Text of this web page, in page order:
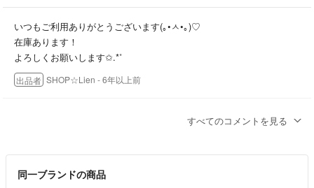
★新古品・中古品につきましては、個人保管のため小さな傷や使用に問
題がない程度の汚れ、たたみジワが発生している場合があります。
★照明等の関係により商品画像と実際の商品の色合いが若干異なる場合
があります。
いつもご利用ありがとうございます(｡•ㅅ•｡)♡
在庫あります！
よろしくお願いします✩.*˚
出品者 SHOP☆Lien - 6年以上前
コメント失礼いたします。こちらのお品物はまだございますでしょう
毛玉見守り隊@プロフご一読下さい- 6年以上前
すべてのコメントを見る
同一ブランドの商品